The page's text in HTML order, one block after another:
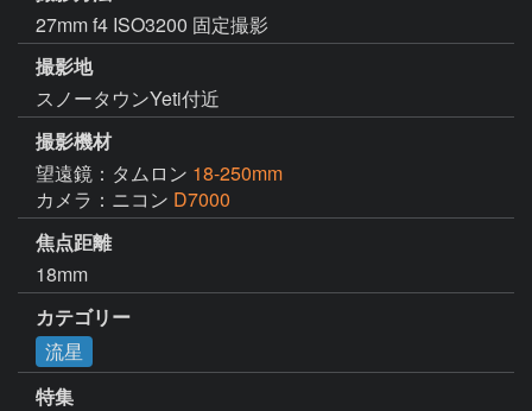
27mm f4 ISO3200 固定撮影
撮影地
スノータウンYeti付近
撮影機材
望遠鏡：タムロン 18-250mm
カメラ：ニコン D7000
焦点距離
18mm
カテゴリー
流星
特集